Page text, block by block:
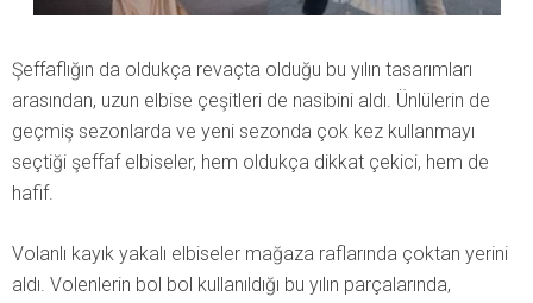
Şeffaflığın da oldukça revaçta olduğu bu yılın tasarımları
arasından, uzun elbise çeşitleri de nasibini aldı. Ünlülerin de
geçmiş sezonlarda ve yeni sezonda çok kez kullanmayı
seçtiği şeffaf elbiseler, hem oldukça dikkat çekici, hem de
hafif.
Volanlı kayık yakalı elbiseler mağaza raflarında çoktan yerini
aldı. Volenlerin bol bol kullanıldığı bu yılın parçalarında,